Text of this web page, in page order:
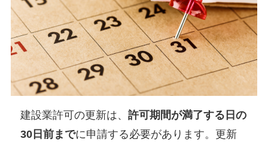
建設業許可の更新は、許可期間が満了する日の
30日前までに申請する必要があります。更新